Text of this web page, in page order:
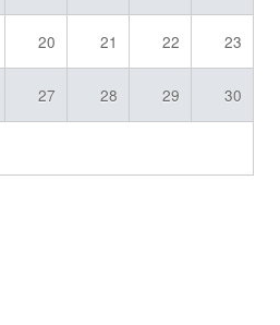
20 21 22 23
27 28 29 30